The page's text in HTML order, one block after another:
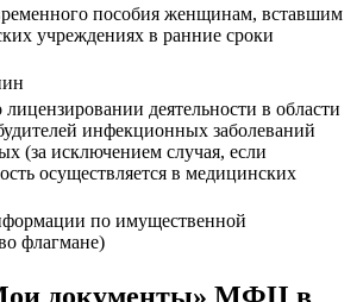
пособия женщинам, вставшим
учреждениях в ранние сроки
деятельности в области
инфекционных заболеваний
(за исключением случая, если
осуществляется в медицинских
по имущественной
флагмане)